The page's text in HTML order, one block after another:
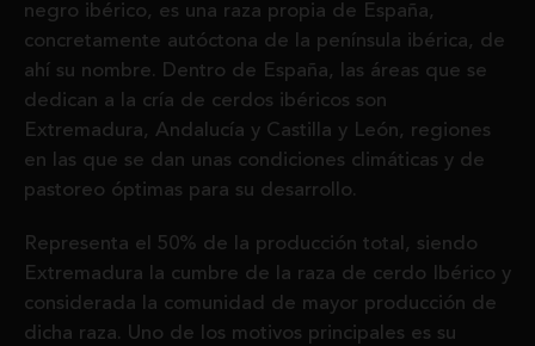
negro ibérico, es una raza propia de España,
concretamente autóctona de la península ibérica, de
ahí su nombre. Dentro de España, las áreas que se
dedican a la cría de cerdos ibéricos son
Extremadura, Andalucía y Castilla y León, regiones
en las que se dan unas condiciones climáticas y de
pastoreo óptimas para su desarrollo.
Representa el 50% de la producción total, siendo
Extremadura la cumbre de la raza de cerdo Ibérico y
considerada la comunidad de mayor producción de
dicha raza. Uno de los motivos principales es su